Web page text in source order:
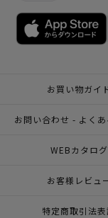
お買い物ガイ
お問い合わせ - よく
WEBカタログ
お客様レビュ
特定商取引法表